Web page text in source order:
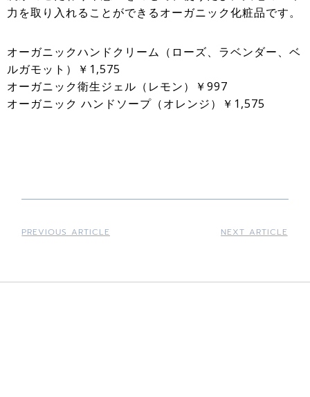
力を取り入れることができるオーガニック化粧品です。
オーガニックハンドクリーム（ローズ、ラベンダー、ベ
ルガモット）￥1,575
オーガニック衛生ジェル（レモン）￥997
オーガニック ハンドソープ（オレンジ）￥1,575
PREVIOUS ARTICLE NEXT ARTICLE